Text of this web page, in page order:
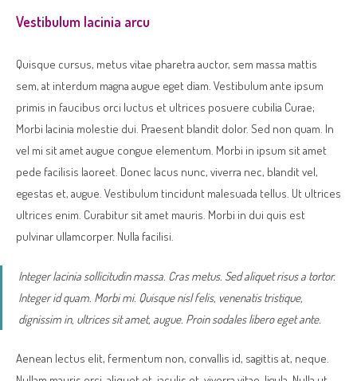
Vestibulum lacinia arcu
Quisque cursus, metus vitae pharetra auctor, sem massa mattis
sem, at interdum magna augue eget diam. Vestibulum ante ipsum
primis in faucibus orci luctus et ultrices posuere cubilia Curae;
Morbi lacinia molestie dui. Praesent blandit dolor. Sed non quam. In
vel mi sit amet augue congue elementum. Morbi in ipsum sit amet
pede facilisis laoreet. Donec lacus nunc, viverra nec, blandit vel,
egestas et, augue. Vestibulum tincidunt malesuada tellus. Ut ultrices
ultrices enim. Curabitur sit amet mauris. Morbi in dui quis est
pulvinar ullamcorper. Nulla facilisi.
Integer lacinia sollicitudin massa. Cras metus. Sed aliquet risus a tortor.
Integer id quam. Morbi mi. Quisque nisl felis, venenatis tristique,
dignissim in, ultrices sit amet, augue. Proin sodales libero eget ante.
Aenean lectus elit, fermentum non, convallis id, sagittis at, neque.